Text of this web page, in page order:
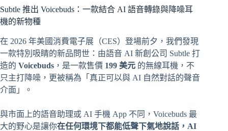
Subtle 推出 Voicebuds：一款結合 AI 語音轉錄與降噪耳
機的新物種
在 2026 年美國消費電子展（CES）登場前夕，我們發現
一款特別吸睛的新品問世：由語音 AI 新創公司 Subtle 打
造的 Voicebuds ，是一款售價 199 美元 的無線耳機，不
只主打降噪，更被稱為「真正可以與 AI 自然對話的聲音
介面」。
與市面上的語音助理或 AI 手機 App 不同，Voicebuds 最
大的野心是讓你在任何環境下都能低聲下氣地說話，AI